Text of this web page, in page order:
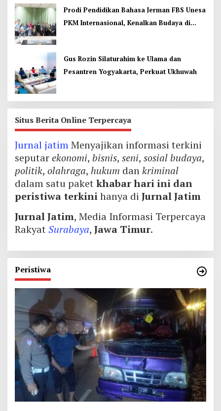
Prodi Pendidikan Bahasa Jerman FBS Unesa
PKM Internasional, Kenalkan Budaya di
Gus Rozin Silaturahim ke Ulama dan
Pesantren Yogyakarta, Perkuat Ukhuwah
Situs Berita Online Terpercaya
Jurnal jatimMenyajikan informasi terkini
seputarekonomi, bisnis, seni, sosial budaya,
politik, olahraga, hukum dankriminal
dalam satu paketkhabar hari ini dan
peristiwa terkinihanya di Jurnal Jatim
Jurnal Jatim, Media Informasi Terpercaya
RakyatSurabaya, Jawa Timur.
Peristiwa